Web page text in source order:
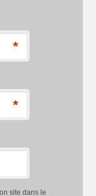
*
*
site dans le